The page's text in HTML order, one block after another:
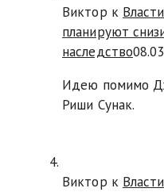
Виктор к
планируют
наследство
Идею помимо
Риши Сунак.
Виктор к